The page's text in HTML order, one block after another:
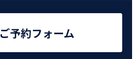
ご予約フォーム